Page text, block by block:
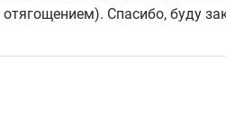
отягощением). Спасибо, буду